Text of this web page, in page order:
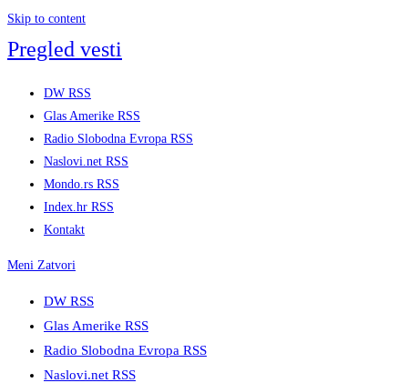
Skip to content
Pregled vesti
DW RSS
Glas Amerike RSS
Radio Slobodna Evropa RSS
Naslovi.net RSS
Mondo.rs RSS
Index.hr RSS
Kontakt
Meni Zatvori
DW RSS
Glas Amerike RSS
Radio Slobodna Evropa RSS
Naslovi.net RSS